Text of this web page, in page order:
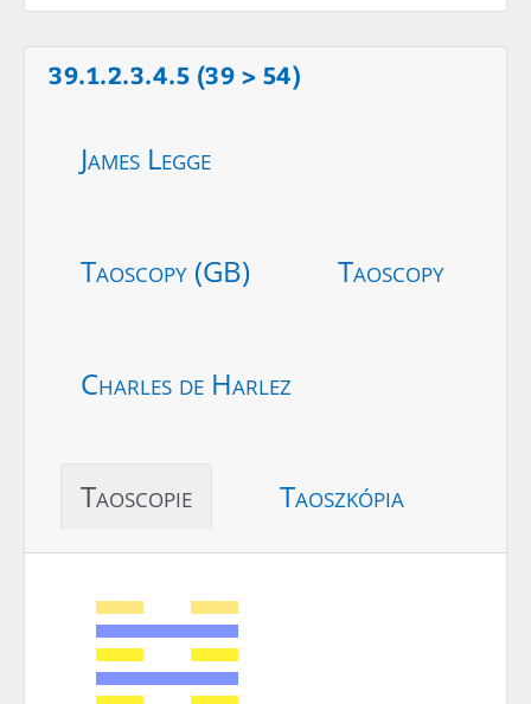
39.1.2.3.4.5 (39 > 54)
James Legge
Taoscopy (GB) Taoscopy
Charles de Harlez
Taoscopie Taoszkópia